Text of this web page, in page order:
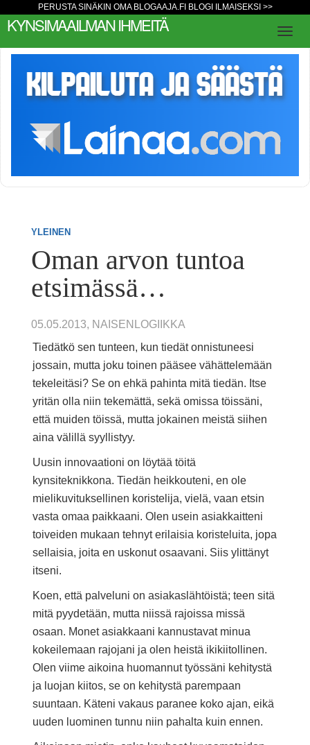
PERUSTA SINÄKIN OMA BLOGAAJA.FI BLOGI ILMAISEKSI >>
KYNSIMAAILMAN IHMEITÄ
YLEINEN
Oman arvon tuntoa
etsimässä…
05.05.2013, NAISENLOGIIKKA
Tiedätkö sen tunteen, kun tiedät onnistuneesi
jossain, mutta joku toinen pääsee vähättelemään
tekeleitäsi? Se on ehkä pahinta mitä tiedän. Itse
yritän olla niin tekemättä, sekä omissa töissäni,
että muiden töissä, mutta jokainen meistä siihen
aina välillä syyllistyy.
Uusin innovaationi on löytää töitä
kynsiteknikkona. Tiedän heikkouteni, en ole
mielikuvituksellinen koristelija, vielä, vaan etsin
vasta omaa paikkaani. Olen usein asiakkaitteni
toiveiden mukaan tehnyt erilaisia koristeluita, jopa
sellaisia, joita en uskonut osaavani. Siis ylittänyt
itseni.
Koen, että palveluni on asiakaslähtöistä; teen sitä
mitä pyydetään, mutta niissä rajoissa missä
osaan. Monet asiakkaani kannustavat minua
kokeilemaan rajojani ja olen heistä ikikiitollinen.
Olen viime aikoina huomannut työssäni kehitystä
ja luojan kiitos, se on kehitystä parempaan
suuntaan. Käteni vakaus paranee koko ajan, eikä
uuden luominen tunnu niin pahalta kuin ennen.